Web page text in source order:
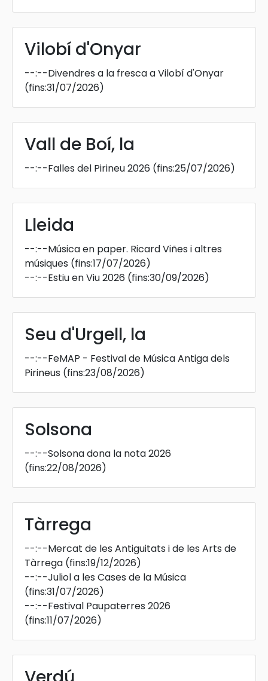
Vilobí d'Onyar
--:--Divendres a la fresca a Vilobí d'Onyar
(fins:31/07/2026)
Vall de Boí, la
--:--Falles del Pirineu 2026 (fins:25/07/2026)
Lleida
--:--Música en paper. Ricard Viñes i altres
músiques (fins:17/07/2026)
--:--Estiu en Viu 2026 (fins:30/09/2026)
Seu d'Urgell, la
--:--FeMAP - Festival de Música Antiga dels
Pirineus (fins:23/08/2026)
Solsona
--:--Solsona dona la nota 2026
(fins:22/08/2026)
Tàrrega
--:--Mercat de les Antiguitats i de les Arts de
Tàrrega (fins:19/12/2026)
--:--Juliol a les Cases de la Música
(fins:31/07/2026)
--:--Festival Paupaterres 2026
(fins:11/07/2026)